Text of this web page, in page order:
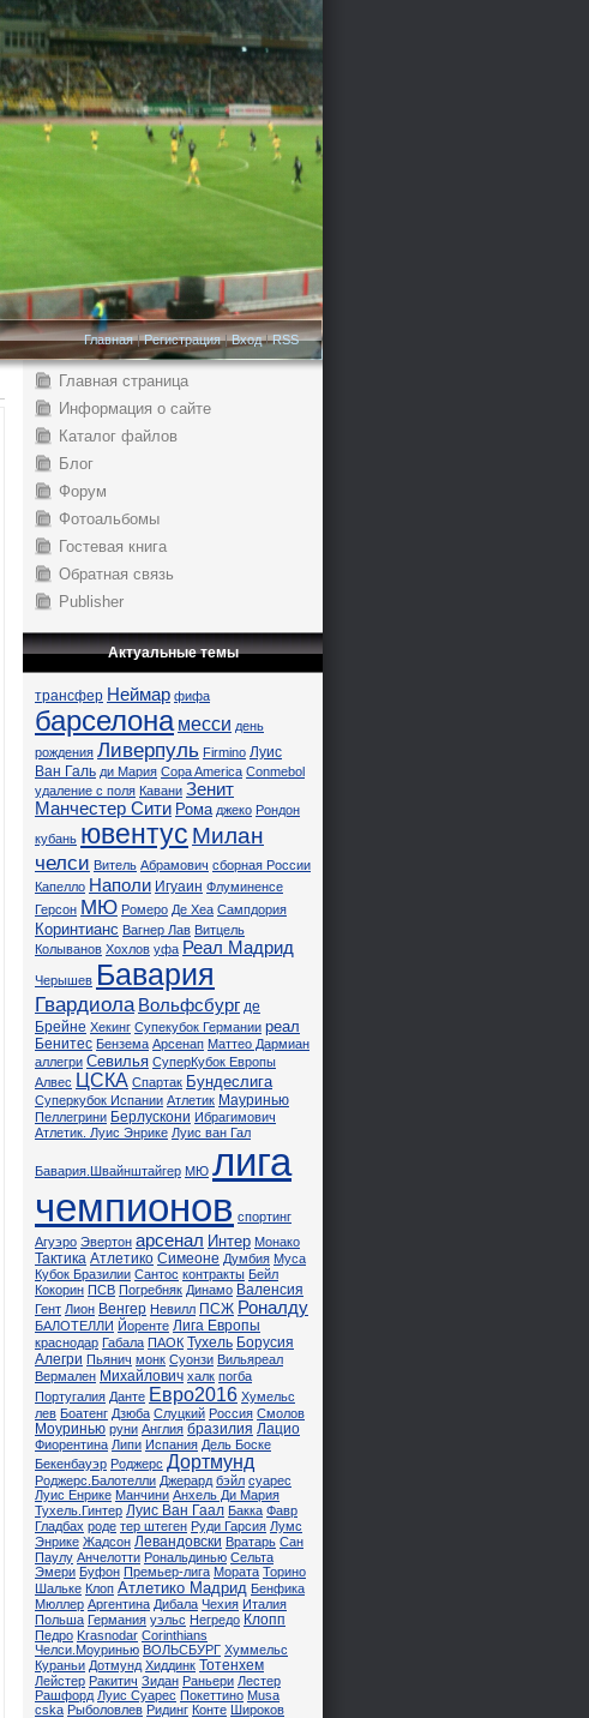
Главная|Регистрация|Вход|RSS
Главная страница
Информация о сайте
Каталог файлов
Блог
Форум
Фотоальбомы
Гостевая книга
Обратная связь
Publisher
Актуальные темы
трансфер Неймар фифа
барселона месси день
рождения Ливерпуль Firmino Луис
Ван Галь ди Мария Copa America Conmebol
удаление с поля Кавани Зенит
Манчестер Сити Рома джеко Рондон
кубань ювентус Милан
челси Витель Абрамович сборная России
Капелло Наполи Игуаин Флуминенсе
Герсон МЮ Ромеро Де Хеа Сампдория
Коринтианс Вагнер Лав Витцель
Колыванов Хохлов уфа Реал Мадрид
Черышев Бавария
Гвардиола Вольфсбург де
Брейне Хекинг Супекубок Германии реал
Бенитес Бензема Арсенап Маттео Дармиан
аллегри Севилья СуперКубок Европы
Алвес ЦСКА Спартак Бундеслига
Суперкубок Испании Атлетик Мауринью
Пеллегрини Берлускони Ибрагимович
Атлетик. Луис Энрике Луис ван Гал
Бавария.Швайнштайгер MЮ лига
чемпионов спортинг
Агуэро Эвертон арсенал Интер Монако
Тактика Атлетико Симеоне Думбия Муса
Кубок Бразилии Сантос контракты Бейл
Кокорин ПСВ Погребняк Динамо Валенсия
Гент Лион Венгер Невилл ПСЖ Роналду
БАЛОТЕЛЛИ Йоренте Лига Европы
краснодар Габала ПАОК Тухель Борусия
Алегри Пьянич монк Суонзи Вильяреал
Вермален Михайлович халк погба
Португалия Данте Евро2016 Хумельс
лев Боатенг Дзюба Слуцкий Россия Смолов
Моуринью руни Англия бразилия Лацио
Фиорентина Липи Испания Дель Боске
Бекенбауэр Роджерс Дортмунд
Роджерс.Балотелли Джерард бэйл суарес
Луис Енрике Манчини Анхель Ди Мария
Тухель.Гинтер Луис Ван Гаал Бакка Фавр
Гладбах роде тер штеген Руди Гарсия Лумс
Энрике Жадсон Левандовски Вратарь Сан
Паулу Анчелотти Рональдинью Сельта
Эмери Буфон Премьер-лига Мората Торино
Шальке Клоп Атлетико Мадрид Бенфика
Мюллер Аргентина Дибала Чехия Италия
Польша Германия уэльс Негредо Клопп
Педро Krasnodar Corinthians
Челси.Моуринью ВОЛЬСБУРГ Хуммельс
Кураньи Дотмунд Хиддинк Тотенхем
Лейстер Ракитич Зидан Раньери Лестер
Рашфорд Луис Суарес Покеттино Musa
cska Рыболовлев Ридинг Конте Широков